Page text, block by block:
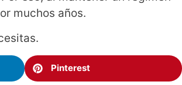
muchos años.
Pinterest